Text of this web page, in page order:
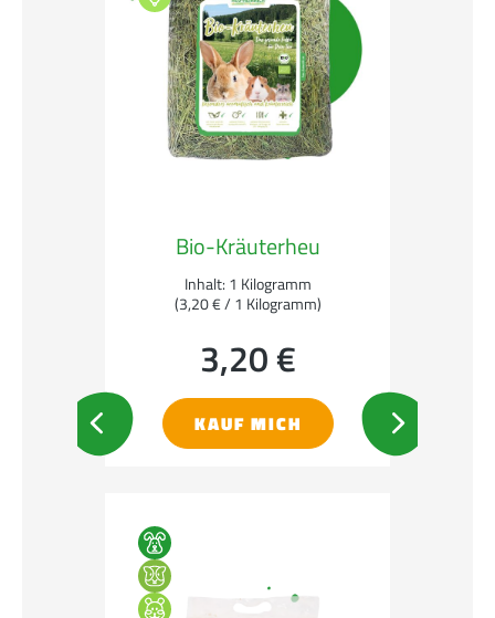
Bio-Kräuterheu
Inhalt: 1 Kilogramm
(3,20 € / 1 Kilogramm)
Regulärer Preis:
3,20 €
KAUF MICH